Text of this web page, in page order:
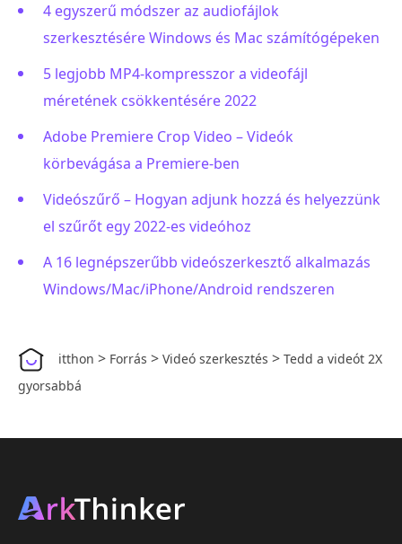
4 egyszerű módszer az audiofájlok
szerkesztésére Windows és Mac számítógépeken
5 legjobb MP4-kompresszor a videofájl
méretének csökkentésére 2022
Adobe Premiere Crop Video – Videók
körbevágása a Premiere-ben
Videószűrő – Hogyan adjunk hozzá és helyezzünk
el szűrőt egy 2022-es videóhoz
A 16 legnépszerűbb videószerkesztő alkalmazás
Windows/Mac/iPhone/Android rendszeren
itthon > Forrás > Videó szerkesztés > Tedd a videót 2X
gyorsabbá